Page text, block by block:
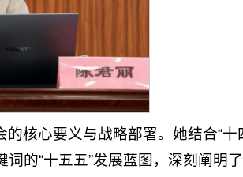
核心要义与战略部署。她结合“十
的“十五五”发展蓝图，深刻阐明